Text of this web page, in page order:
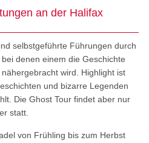
an der Halifax
selbstgeführte Führungen durch
denen einem die Geschichte
wird. Highlight ist
und bizarre Legenden
Die Ghost Tour findet aber nur
statt.
von Frühling bis zum Herbst